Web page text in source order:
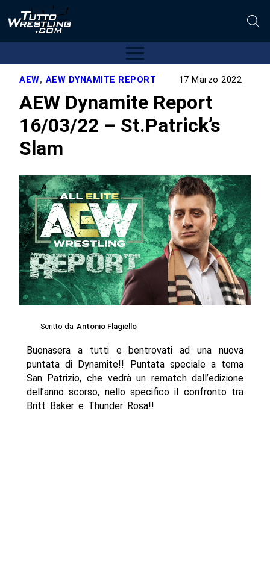
AEW, AEW DYNAMITE REPORT 17 Marzo 2022
AEW Dynamite Report
16/03/22 – St.Patrick’s
Slam
Scritto da Antonio Flagiello
Buonasera a tutti e bentrovati ad una nuova
puntata di Dynamite!! Puntata speciale a tema
San Patrizio, che vedrà un rematch dall’edizione
dell’anno scorso, nello specifico il confronto tra
Britt Baker e Thunder Rosa!!